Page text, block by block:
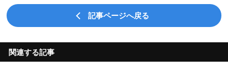
記事ページへ戻る
関連する記事